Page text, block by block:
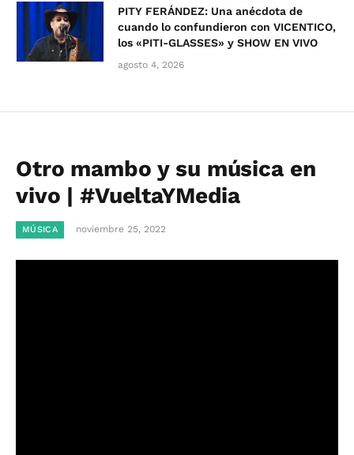
PITY FERÁNDEZ: Una anécdota de
cuando lo confundieron con VICENTICO,
los «PITI-GLASSES» y SHOW EN VIVO
agosto 4, 2026
Otro mambo y su música en
vivo | #VueltaYMedia
MÚSICA noviembre 25, 2022